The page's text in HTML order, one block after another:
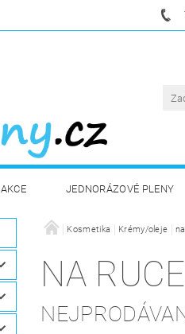
AKCE JEDNORÁZOVÉ PLENY
DĚTSKÁ VÝŽIVA
DÁRKOVÉ POUKAZY AKUKU
Kosmetika Krémy/oleje
NA RUCE